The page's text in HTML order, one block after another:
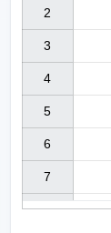
2
3
4
5
6
7